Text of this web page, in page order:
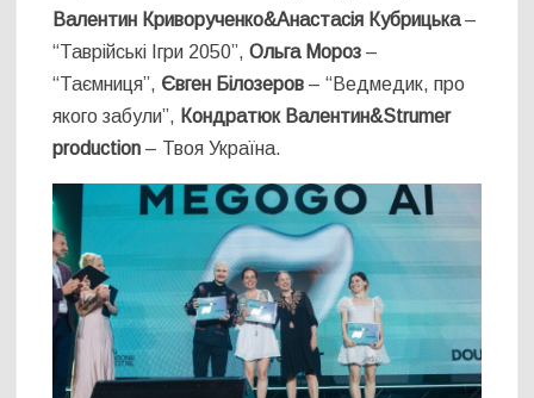
Валентин Криворученко&Анастасія Кубрицька–
“Таврійські Ігри 2050”,Ольга Мороз –
“Таємниця”, Євген Білозеров – “Ведмедик, про
якого забули”, Кондратюк Валентин&Strumer
production – Твоя Україна.